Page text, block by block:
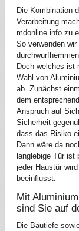
Die Kombination
Verarbeitung
mdonline.info zu
So verwenden
Doch welches ist
Wahl von
ab. Zunächst
dem
Anspruch auf
Sicherheit
dass das Risiko
Dann wäre da
langlebige Tür ist
jeder Haustür
beeinflusst.
Mit
sind Sie auf
Die Bautiefe